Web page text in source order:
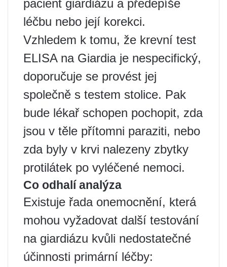
pacient giardiázu a předepíše
léčbu nebo její korekci.
Vzhledem k tomu, že krevní test
ELISA na Giardia je nespecifický,
doporučuje se provést jej
společně s testem stolice. Pak
bude lékař schopen pochopit, zda
jsou v těle přítomni paraziti, nebo
zda byly v krvi nalezeny zbytky
protilátek po vyléčené nemoci.
Co odhalí analýza
Existuje řada onemocnění, která
mohou vyžadovat další testování
na giardiázu kvůli nedostatečné
účinnosti primární léčby: